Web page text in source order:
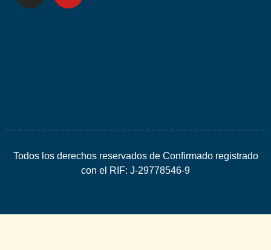
Todos los derechos reservados de Confirmado registrado
con el RIF: J-29778546-9